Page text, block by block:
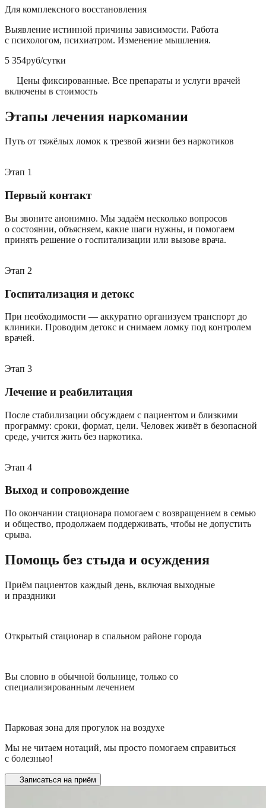
Для комплексного восстановления
Выявление истинной причины зависимости. Работа
с психологом, психиатром. Изменение мышления.
5 354руб/сутки
Цены фиксированные. Все препараты и услуги врачей
включены в стоимость
Этапы лечения наркомании
Путь от тяжёлых ломок к трезвой жизни без наркотиков
Этап 1
Первый контакт
Вы звоните анонимно. Мы задаём несколько вопросов
о состоянии, объясняем, какие шаги нужны, и помогаем
принять решение о госпитализации или вызове врача.
Этап 2
Госпитализация и детокс
При необходимости — аккуратно организуем транспорт до
клиники. Проводим детокс и снимаем ломку под контролем
врачей.
Этап 3
Лечение и реабилитация
После стабилизации обсуждаем с пациентом и близкими
программу: сроки, формат, цели. Человек живёт в безопасной
среде, учится жить без наркотика.
Этап 4
Выход и сопровождение
По окончании стационара помогаем с возвращением в семью
и общество, продолжаем поддерживать, чтобы не допустить
срыва.
Помощь без стыда и осуждения
Приём пациентов каждый день, включая выходные
и праздники
Открытый стационар в спальном районе города
Вы словно в обычной больнице, только со
специализированным лечением
Парковая зона для прогулок на воздухе
Мы не читаем нотаций, мы просто помогаем справиться
с болезнью!
Записаться на приём